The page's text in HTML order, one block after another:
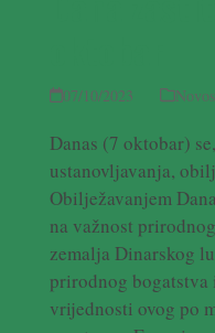
07/10/2023
Danas (7 oktobar)
ustanovljavanja,
Obilježavanjem
na važnost
zemalja Dinarskog
prirodnog
vrijednosti ovog po